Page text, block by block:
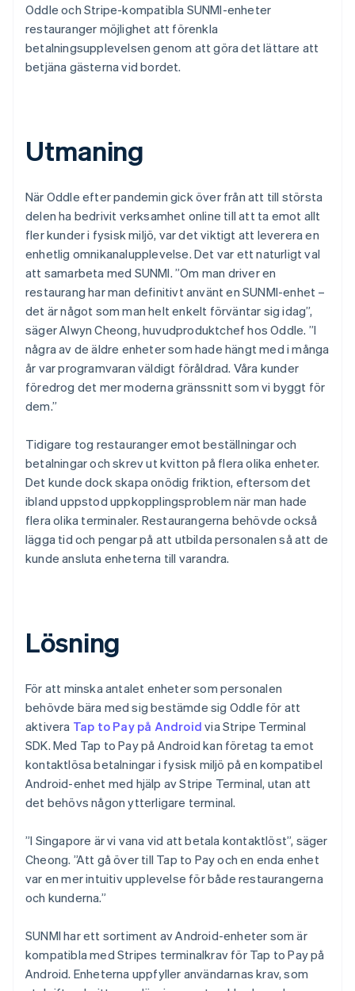
Oddle och Stripe-kompatibla SUNMI-enheter
restauranger möjlighet att förenkla
betalningsupplevelsen genom att göra det lättare att
betjäna gästerna vid bordet.
Utmaning
När Oddle efter pandemin gick över från att till största
delen ha bedrivit verksamhet online till att ta emot allt
fler kunder i fysisk miljö, var det viktigt att leverera en
enhetlig omnikanalupplevelse. Det var ett naturligt val
att samarbeta med SUNMI. ”Om man driver en
restaurang har man definitivt använt en SUNMI-enhet –
det är något som man helt enkelt förväntar sig idag”,
säger Alwyn Cheong, huvudproduktchef hos Oddle. ”I
några av de äldre enheter som hade hängt med i många
år var programvaran väldigt föråldrad. Våra kunder
föredrog det mer moderna gränssnitt som vi byggt för
dem.”
Tidigare tog restauranger emot beställningar och
betalningar och skrev ut kvitton på flera olika enheter.
Det kunde dock skapa onödig friktion, eftersom det
ibland uppstod uppkopplingsproblem när man hade
flera olika terminaler. Restaurangerna behövde också
lägga tid och pengar på att utbilda personalen så att de
kunde ansluta enheterna till varandra.
Lösning
För att minska antalet enheter som personalen
behövde bära med sig bestämde sig Oddle för att
aktivera Tap to Pay på Android via Stripe Terminal
SDK. Med Tap to Pay på Android kan företag ta emot
kontaktlösa betalningar i fysisk miljö på en kompatibel
Android-enhet med hjälp av Stripe Terminal, utan att
det behövs någon ytterligare terminal.
”I Singapore är vi vana vid att betala kontaktlöst”, säger
Cheong. ”Att gå över till Tap to Pay och en enda enhet
var en mer intuitiv upplevelse för både restaurangerna
och kunderna.”
SUNMI har ett sortiment av Android-enheter som är
kompatibla med Stripes terminalkrav för Tap to Pay på
Android. Enheterna uppfyller användarnas krav, som